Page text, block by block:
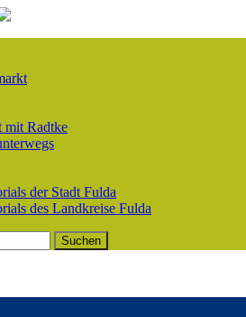
mit Radtke
der Stadt Fulda
des Landkreise Fulda